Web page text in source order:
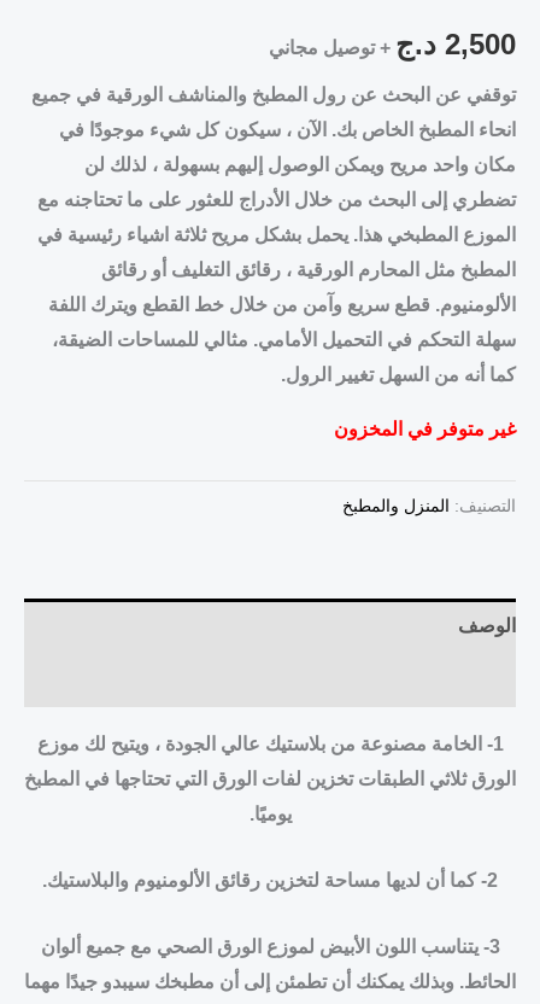
2,500 د.ج + توصيل مجاني
توقفي عن البحث عن رول المطبخ والمناشف الورقية في جميع
انحاء المطبخ الخاص بك. الآن ، سيكون كل شيء موجودًا في
مكان واحد مريح ويمكن الوصول إليهم بسهولة ، لذلك لن
تضطري إلى البحث من خلال الأدراج للعثور على ما تحتاجنه مع
الموزع المطبخي هذا. يحمل بشكل مريح ثلاثة اشياء رئيسية في
المطبخ مثل المحارم الورقية ، رقائق التغليف أو رقائق
الألومنيوم. قطع سريع وآمن من خلال خط القطع ويترك اللفة
سهلة التحكم في التحميل الأمامي. مثالي للمساحات الضيقة،
كما أنه من السهل تغيير الرول.
غير متوفر في المخزون
التصنيف: المنزل والمطبخ
الوصف
1- الخامة مصنوعة من بلاستيك عالي الجودة ، ويتيح لك موزع
الورق ثلاثي الطبقات تخزين لفات الورق التي تحتاجها في المطبخ
يوميًا.
2- كما أن لديها مساحة لتخزين رقائق الألومنيوم والبلاستيك.
3- يتناسب اللون الأبيض لموزع الورق الصحي مع جميع ألوان
الحائط. وبذلك يمكنك أن تطمئن إلى أن مطبخك سيبدو جيدًا مهما